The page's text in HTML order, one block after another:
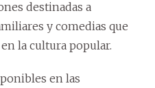
destinadas a
y comedias que
la cultura popular.
en las